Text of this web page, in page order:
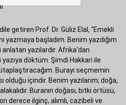
getiren Prof. Dr. Güliz Elal, “Emekli
başladım. Benim yazdığım
yazılardır. Afrika'dan
döktüm. Şimdi Hakkari ile
Burayı seçmemin
içindir. Benim yazılarım; doğa,
Buranın doğası, bitki örtüsü,
derece ilginç, alımlı, cazibeli ve